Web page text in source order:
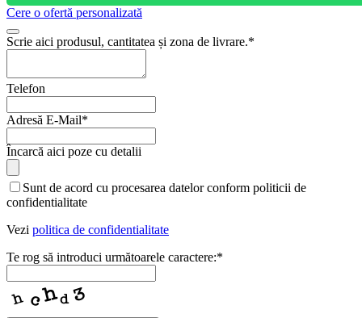
Cere o ofertă personalizată
Scrie aici produsul, cantitatea și zona de livrare.*
Telefon
Adresă E-Mail*
Încarcă aici poze cu detalii
Sunt de acord cu procesarea datelor conform politicii de
confidentialitate
Vezi politica de confidentialitate
Te rog să introduci următoarele caractere:*